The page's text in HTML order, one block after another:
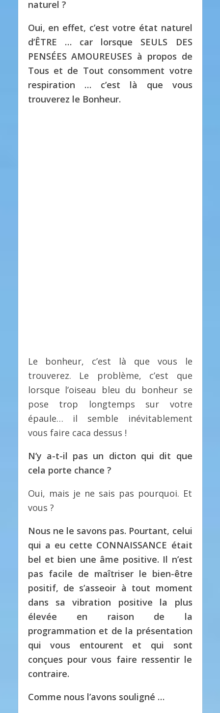
naturel ?
Oui, en effet, c’est votre état naturel
d’ÊTRE … car lorsque SEULS DES
PENSÉES AMOUREUSES à propos de
Tous et de Tout consomment votre
respiration … c’est là que vous
trouverez le Bonheur.
Le bonheur, c’est là que vous le
trouverez. Le problème, c’est que
lorsque l’oiseau bleu du bonheur se
pose trop longtemps sur votre
épaule… il semble inévitablement
vous faire caca dessus !
N’y a-t-il pas un dicton qui dit que
cela porte chance ?
Oui, mais je ne sais pas pourquoi. Et
vous ?
Nous ne le savons pas. Pourtant, celui
qui a eu cette CONNAISSANCE était
bel et bien une âme positive. Il n’est
pas facile de maîtriser le bien-être
positif, de s’asseoir à tout moment
dans sa vibration positive la plus
élevée en raison de la
programmation et de la présentation
qui vous entourent et qui sont
conçues pour vous faire ressentir le
contraire.
Comme nous l’avons souligné …